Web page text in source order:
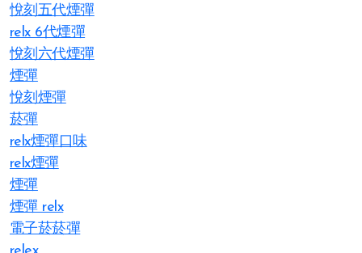
悅刻五代煙彈
relx 6代煙彈
悅刻六代煙彈
煙彈
悅刻煙彈
菸彈
relx煙彈口味
relx煙彈
煙彈
煙彈 relx
電子菸菸彈